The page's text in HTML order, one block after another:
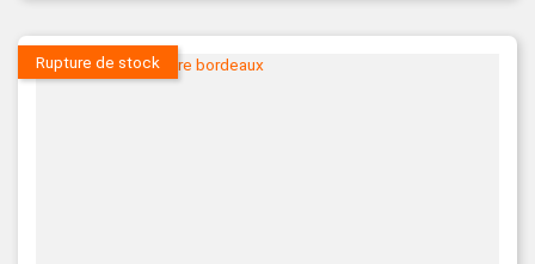
Rupture de stock